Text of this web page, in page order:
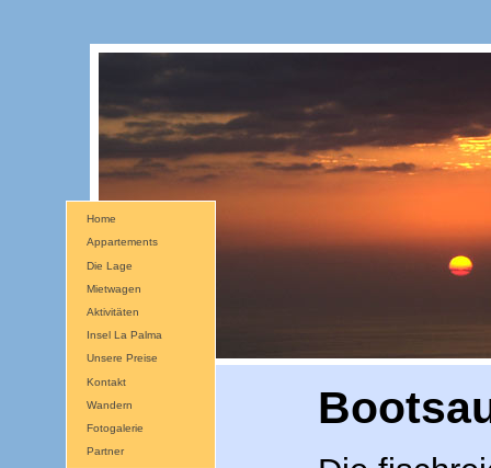
Home
Appartements
Die Lage
Mietwagen
Aktivitäten
Insel La Palma
Unsere Preise
Kontakt
Wandern
Fotogalerie
Partner